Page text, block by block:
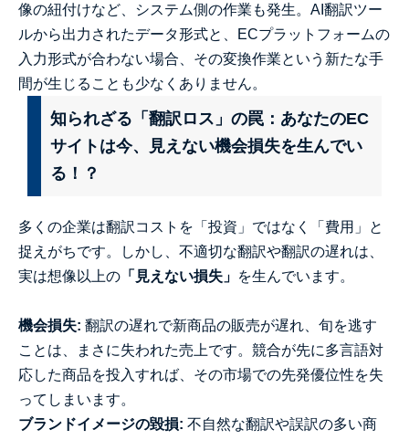
像の紐付けなど、システム側の作業も発生。AI翻訳ツー
ルから出力されたデータ形式と、ECプラットフォームの
入力形式が合わない場合、その変換作業という新たな手
間が生じることも少なくありません。
知られざる「翻訳ロス」の罠：あなたのEC
サイトは今、見えない機会損失を生んでい
る！？
多くの企業は翻訳コストを「投資」ではなく「費用」と
捉えがちです。しかし、不適切な翻訳や翻訳の遅れは、
実は想像以上の 「見えない損失」 を生んでいます。
機会損失: 翻訳の遅れで新商品の販売が遅れ、旬を逃す
ことは、まさに失われた売上です。競合が先に多言語対
応した商品を投入すれば、その市場での先発優位性を失
ってしまいます。
ブランドイメージの毀損: 不自然な翻訳や誤訳の多い商